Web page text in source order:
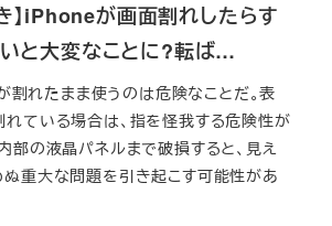
】iPhoneが画面割れしたらす
と大変なことに?転ば…
割れたまま使うのは危険なことだ。表
ている場合は、指を怪我する危険性が
部の液晶パネルまで破損すると、見え
ぬ重大な問題を引き起こす可能性があ